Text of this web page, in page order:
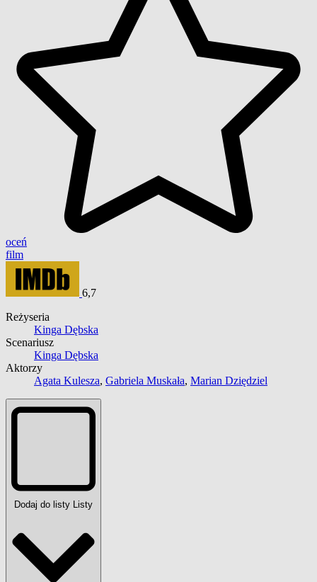
oceń
film
6,7
Reżyseria
Kinga Dębska
Scenariusz
Kinga Dębska
Aktorzy
Agata Kulesza, Gabriela Muskała, Marian Dziędziel
Dodaj do listy Listy